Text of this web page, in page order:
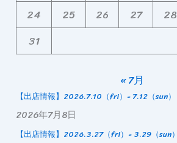
24
25 26 27 28
31
« 7月
【出店情報】2026.7.10（fri）- 7.12（sun）
2026年7月8日
【出店情報】2026.3.27（fri）- 3.29（sun）